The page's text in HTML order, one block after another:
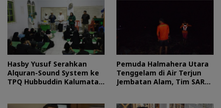
Hasby Yusuf Serahkan
Alquran-Sound System ke
TPQ Hubbuddin Kalumata
Pemuda Halmahera Utara
Tenggelam di Air Terjun
Jembatan Alam, Tim SAR